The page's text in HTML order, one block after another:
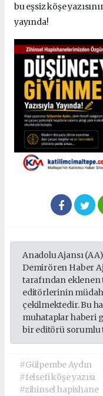
bu eşsiz köşe
yayında!
Anadolu Ajansı
Demirören Haber
tarafından
editörlerinin
çekilmektedir. Bu
muhataplar haberi
bir editörü sorumlu
#Gülpembe Aydın
#felsefi köşe yazısı
#zihinsel hapishane